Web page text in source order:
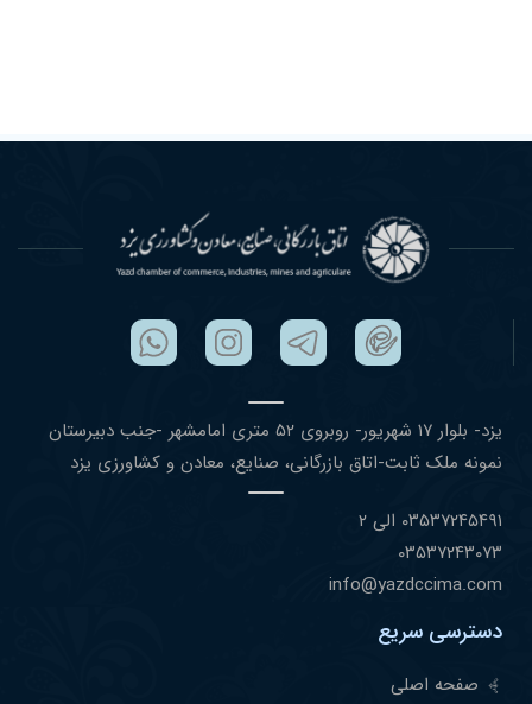
یزد- بلوار ١٧ شهریور- روبروی ۵٢ متری امامشهر -جنب دبیرستان
نمونه ملک ثابت-اتاق بازرگانی، صنایع، معادن و کشاورزی یزد
۰٣۵٣٧٢۴۵۴٩١ الی ۲
۰٣۵٣٧٢۴٣۰٧٣
info@yazdccima.com
دسترسی سریع
صفحه اصلی